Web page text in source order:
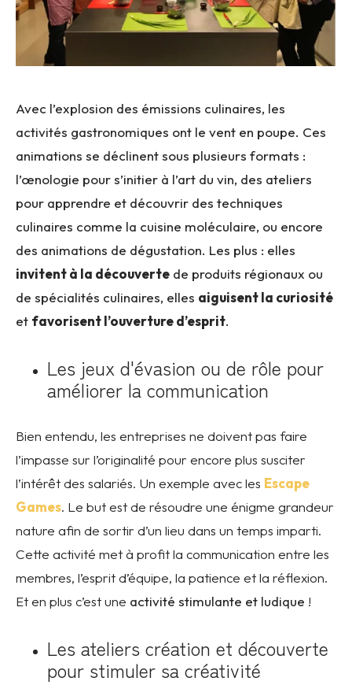
Avec l’explosion des émissions culinaires, les
activités gastronomiques ont le vent en poupe. Ces
animations se déclinent sous plusieurs formats :
l’œnologie pour s’initier à l’art du vin, des ateliers
pour apprendre et découvrir des techniques
culinaires comme la cuisine moléculaire, ou encore
des animations de dégustation. Les plus : elles
invitent à la découverte de produits régionaux ou
de spécialités culinaires, elles aiguisent la curiosité
et favorisent l’ouverture d’esprit.
Les jeux d'évasion ou de rôle pour
améliorer la communication
Bien entendu, les entreprises ne doivent pas faire
l’impasse sur l’originalité pour encore plus susciter
l’intérêt des salariés. Un exemple avec les Escape
Games. Le but est de résoudre une énigme grandeur
nature afin de sortir d’un lieu dans un temps imparti.
Cette activité met à profit la communication entre les
membres, l’esprit d’équipe, la patience et la réflexion.
Et en plus c’est une activité stimulante et ludique !
Les ateliers création et découverte
pour stimuler sa créativité